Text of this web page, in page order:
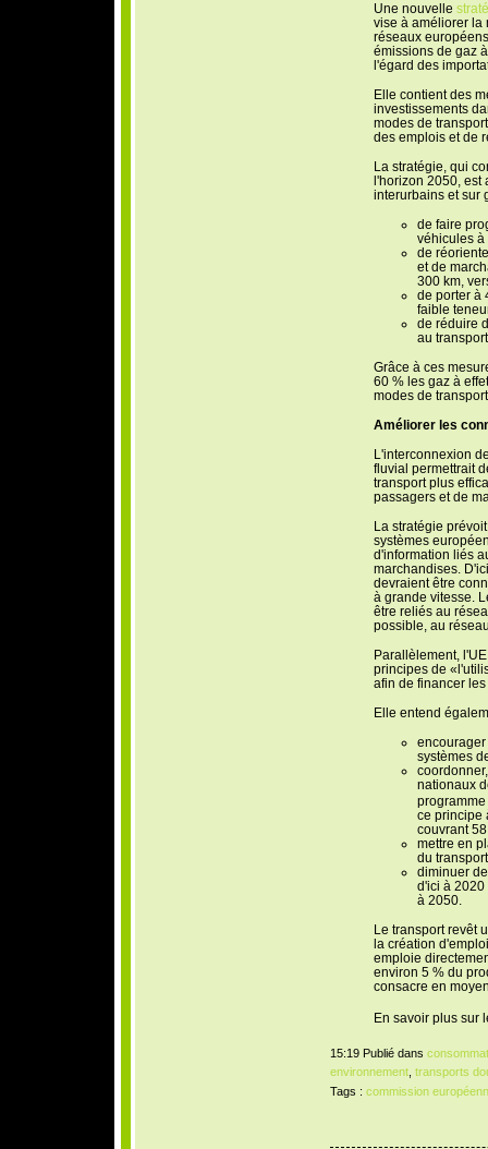
Une nouvelle
vise à améliorer la
réseaux
émissions de gaz
l'égard des
Elle contient des
investissements
modes de
des emplois et de
La stratégie, qui
l'horizon 2050, est
interurbains et sur
de faire
véhicules à
de
et de
300 km,
de porter à
faible
de réduire
au
Grâce à ces
60 % les gaz à
modes de
Améliorer les
L'interconnexion
fluvial permettrait
transport plus
passagers et de
La stratégie
systèmes
d'information liés
marchandises.
devraient être
à grande vitesse.
être reliés au
possible, au
Parallèlement,
principes de
afin de financer
Elle entend
encourager
systèmes
nationaux
ce principe
couvrant
mettre en
du
diminuer
d'ici à 2020
à 2050.
Le transport revêt
la création
emploie
environ 5 % du
consacre en
En savoir plus sur
15:19 Publié dans
environnement, transports
Tags : commission